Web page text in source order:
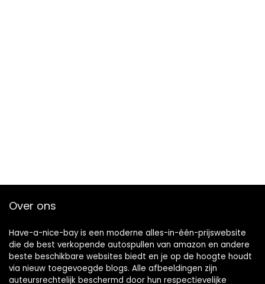
Over ons
Have-a-nice-bay is een moderne alles-in-één-prijswebsite
die de best verkopende autospullen van amazon en andere
beste beschikbare websites biedt en je op de hoogte houdt
via nieuw toegevoegde blogs. Alle afbeeldingen zijn
auteursrechtelijk beschermd door hun respectievelijke